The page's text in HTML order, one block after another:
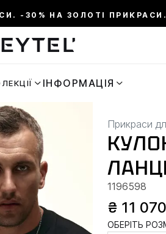
-30% НА ЗОЛОТІ
ІНФОРМАЦІЯ
Прикраси
1196598
₴ 11 070
ОБЕРІТЬ